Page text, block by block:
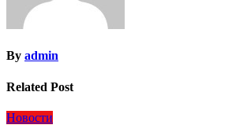
By admin
Related Post
Новости